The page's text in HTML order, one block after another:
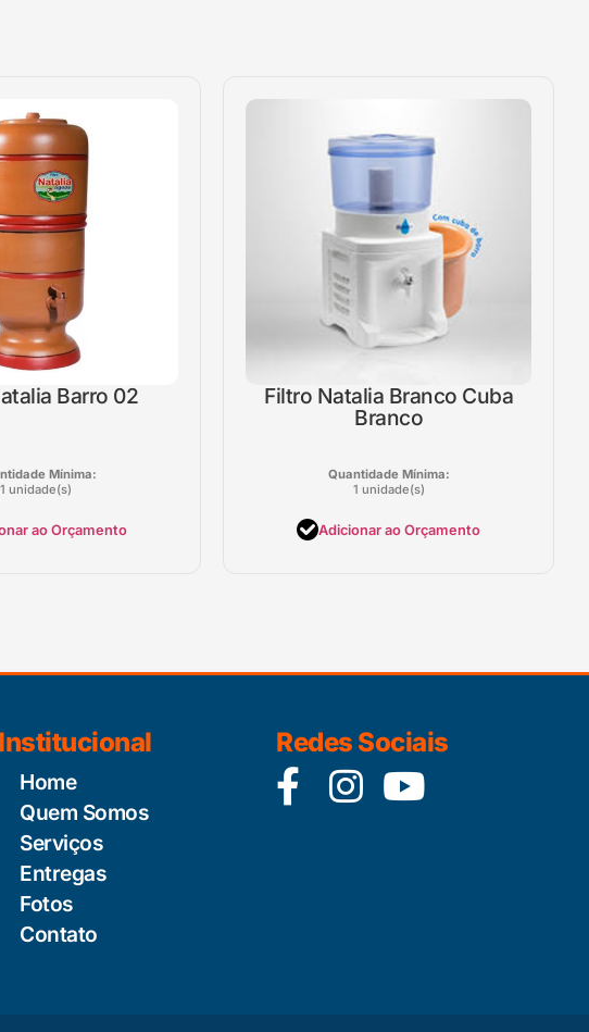
Barro 02
Mínima:
1 unidade(s)
ao Orçamento
Filtro Natalia Branco Cuba
Branco
Quantidade Mínima:
1 unidade(s)
Adicionar ao Orçamento
Institucional
Home
Quem Somos
Serviços
Entregas
Fotos
Contato
Redes Sociais